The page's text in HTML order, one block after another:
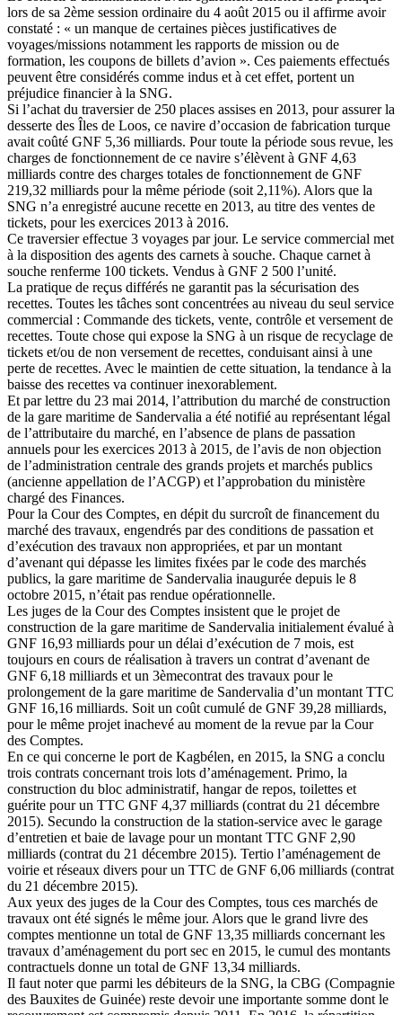
lors de sa 2ème session ordinaire du 4 août 2015 ou il affirme avoir
constaté : « un manque de certaines pièces justificatives de
voyages/missions notamment les rapports de mission ou de
formation, les coupons de billets d’avion ». Ces paiements effectués
peuvent être considérés comme indus et à cet effet, portent un
préjudice financier à la SNG.
Si l’achat du traversier de 250 places assises en 2013, pour assurer la
desserte des Îles de Loos, ce navire d’occasion de fabrication turque
avait coûté GNF 5,36 milliards. Pour toute la période sous revue, les
charges de fonctionnement de ce navire s’élèvent à GNF 4,63
milliards contre des charges totales de fonctionnement de GNF
219,32 milliards pour la même période (soit 2,11%). Alors que la
SNG n’a enregistré aucune recette en 2013, au titre des ventes de
tickets, pour les exercices 2013 à 2016.
Ce traversier effectue 3 voyages par jour. Le service commercial met
à la disposition des agents des carnets à souche. Chaque carnet à
souche renferme 100 tickets. Vendus à GNF 2 500 l’unité.
La pratique de reçus différés ne garantit pas la sécurisation des
recettes. Toutes les tâches sont concentrées au niveau du seul service
commercial : Commande des tickets, vente, contrôle et versement de
recettes. Toute chose qui expose la SNG à un risque de recyclage de
tickets et/ou de non versement de recettes, conduisant ainsi à une
perte de recettes. Avec le maintien de cette situation, la tendance à la
baisse des recettes va continuer inexorablement.
Et par lettre du 23 mai 2014, l’attribution du marché de construction
de la gare maritime de Sandervalia a été notifié au représentant légal
de l’attributaire du marché, en l’absence de plans de passation
annuels pour les exercices 2013 à 2015, de l’avis de non objection
de l’administration centrale des grands projets et marchés publics
(ancienne appellation de l’ACGP) et l’approbation du ministère
chargé des Finances.
Pour la Cour des Comptes, en dépit du surcroît de financement du
marché des travaux, engendrés par des conditions de passation et
d’exécution des travaux non appropriées, et par un montant
d’avenant qui dépasse les limites fixées par le code des marchés
publics, la gare maritime de Sandervalia inaugurée depuis le 8
octobre 2015, n’était pas rendue opérationnelle.
Les juges de la Cour des Comptes insistent que le projet de
construction de la gare maritime de Sandervalia initialement évalué à
GNF 16,93 milliards pour un délai d’exécution de 7 mois, est
toujours en cours de réalisation à travers un contrat d’avenant de
GNF 6,18 milliards et un 3èmecontrat des travaux pour le
prolongement de la gare maritime de Sandervalia d’un montant TTC
GNF 16,16 milliards. Soit un coût cumulé de GNF 39,28 milliards,
pour le même projet inachevé au moment de la revue par la Cour
des Comptes.
En ce qui concerne le port de Kagbélen, en 2015, la SNG a conclu
trois contrats concernant trois lots d’aménagement. Primo, la
construction du bloc administratif, hangar de repos, toilettes et
guérite pour un TTC GNF 4,37 milliards (contrat du 21 décembre
2015). Secundo la construction de la station-service avec le garage
d’entretien et baie de lavage pour un montant TTC GNF 2,90
milliards (contrat du 21 décembre 2015). Tertio l’aménagement de
voirie et réseaux divers pour un TTC de GNF 6,06 milliards (contrat
du 21 décembre 2015).
Aux yeux des juges de la Cour des Comptes, tous ces marchés de
travaux ont été signés le même jour. Alors que le grand livre des
comptes mentionne un total de GNF 13,35 milliards concernant les
travaux d’aménagement du port sec en 2015, le cumul des montants
contractuels donne un total de GNF 13,34 milliards.
Il faut noter que parmi les débiteurs de la SNG, la CBG (Compagnie
des Bauxites de Guinée) reste devoir une importante somme dont le